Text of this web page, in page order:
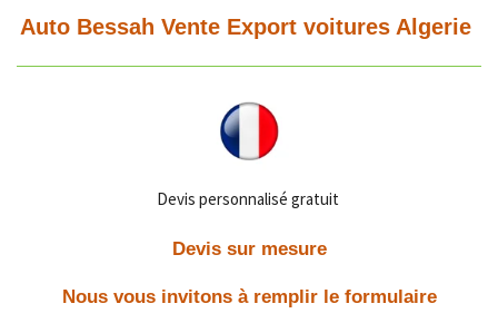
Auto Bessah Vente Export voitures Algerie
Devis personnalisé gratuit
Devis sur mesure
Nous vous invitons à remplir le formulaire